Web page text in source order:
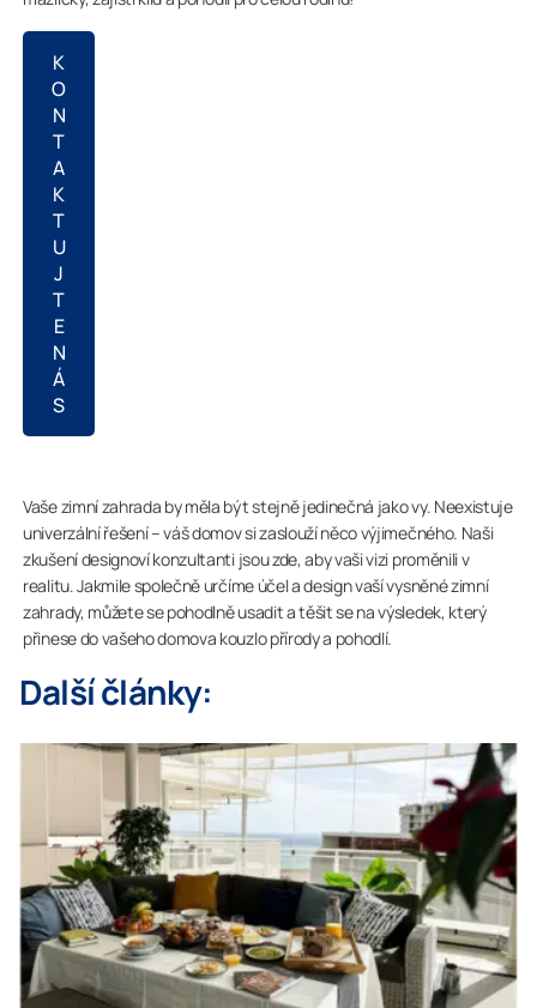
K
O
N
T
A
K
T
U
J
T
E
N
Á
S
Vaše zimní zahrada by měla být stejně jedinečná jako vy. Neexistuje
univerzální řešení – váš domov si zaslouží něco výjimečného. Naši
zkušení designoví konzultanti jsou zde, aby vaši vizi proměnili v
realitu. Jakmile společně určíme účel a design vaší vysněné zimní
zahrady, můžete se pohodlně usadit a těšit se na výsledek, který
přinese do vašeho domova kouzlo přírody a pohodlí.
Další články: